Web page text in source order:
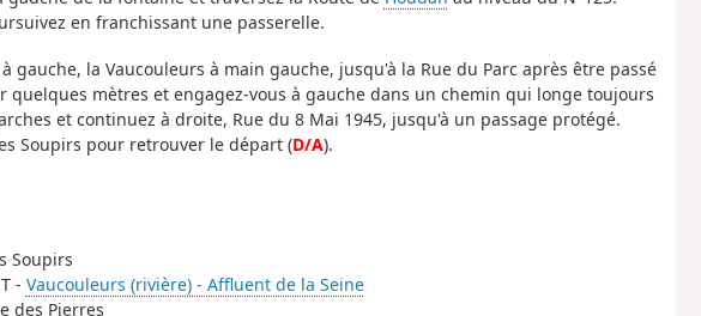
en franchissant une passerelle.
gauche, la Vaucouleurs à main gauche, jusqu'à la Rue du Parc après être passé
quelques mètres et engagez-vous à gauche dans un chemin qui longe toujours
et continuez à droite, Rue du 8 Mai 1945, jusqu'à un passage protégé.
Soupirs pour retrouver le départ (D/A).
Soupirs
- Vaucouleurs (rivière) - Affluent de la Seine
des Pierres